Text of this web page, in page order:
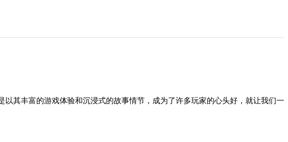
其丰富的游戏体验和沉浸式的故事情节，成为了许多玩家的心头好，就让我们一